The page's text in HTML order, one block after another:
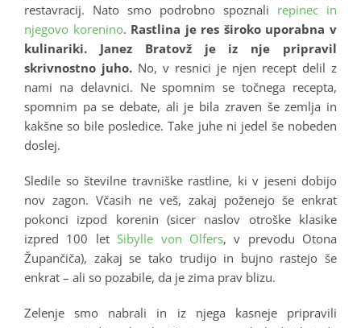
restavracij. Nato smo podrobno spoznali repinec in
njegovo korenino. Rastlina je res široko uporabna v
kulinariki. Janez Bratovž je iz nje pripravil
skrivnostno juho. No, v resnici je njen recept delil z
nami na delavnici. Ne spomnim se točnega recepta,
spomnim pa se debate, ali je bila zraven še zemlja in
kakšne so bile posledice. Take juhe ni jedel še nobeden
doslej.
Sledile so številne travniške rastline, ki v jeseni dobijo
nov zagon. Včasih ne veš, zakaj poženejo še enkrat
pokonci izpod korenin (sicer naslov otroške klasike
izpred 100 letSibylle von Olfers, v prevodu Otona
Župančiča), zakaj se tako trudijo in bujno rastejo še
enkrat – ali so pozabile, da je zima prav blizu.
Zelenje smo nabrali in iz njega kasneje pripravili